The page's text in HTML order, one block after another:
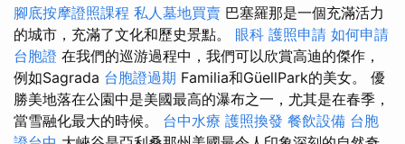
腳底按摩證照課程 私人墓地買賣 巴塞羅那是一個充滿活力
的城市，充滿了文化和歷史景點。 眼科 護照申請 如何申請
台胞證 在我們的巡游過程中，我們可以欣賞高迪的傑作，
例如Sagrada 台胞證過期 Familia和GüellPark的美女。 優
勝美地落在公園中是美國最高的瀑布之一，尤其是在春季，
當雪融化最大的時候。 台中水療 護照換發 餐飲設備 台胞